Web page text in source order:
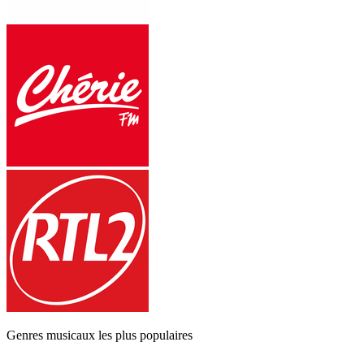
Genres musicaux les plus populaires